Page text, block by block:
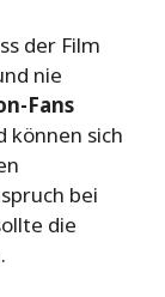
der Film
nie
Fans
können sich
bei
die